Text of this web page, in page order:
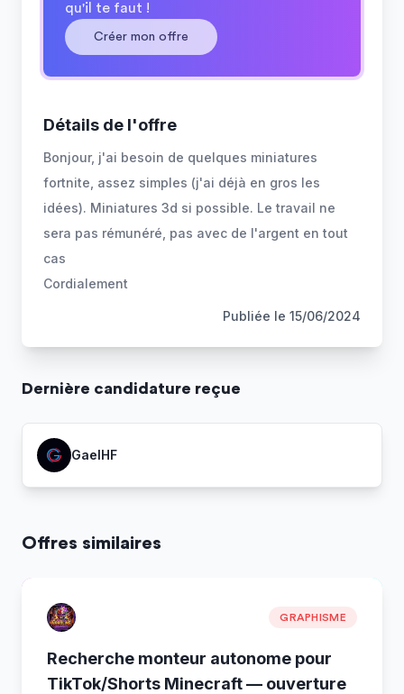
qu'il te faut !
Créer mon offre
Détails de l'offre
Bonjour, j'ai besoin de quelques miniatures
fortnite, assez simples (j'ai déjà en gros les
idées). Miniatures 3d si possible. Le travail ne
sera pas rémunéré, pas avec de l'argent en tout
cas
Cordialement
Publiée le 15/06/2024
Dernière candidature reçue
GaelHF
Offres similaires
GRAPHISME
Recherche monteur autonome pour
TikTok/Shorts Minecraft — ouverture